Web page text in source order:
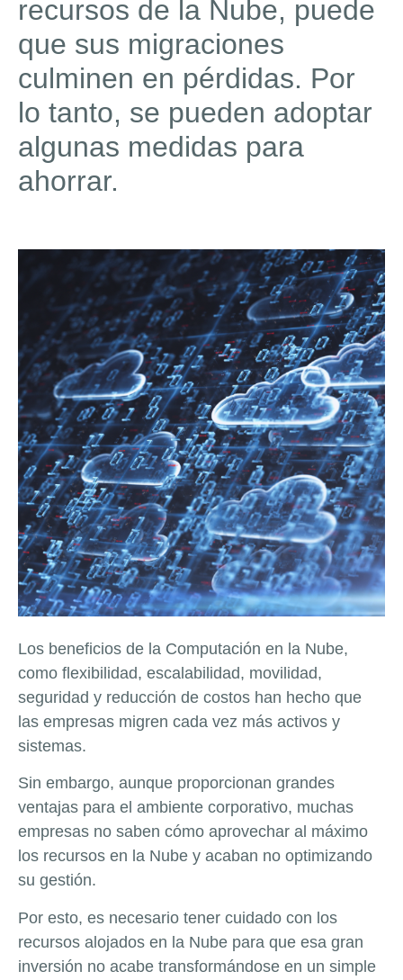
recursos de la Nube, puede
que sus migraciones
culminen en pérdidas. Por
lo tanto, se pueden adoptar
algunas medidas para
ahorrar.
Los beneficios de la Computación en la Nube,
como flexibilidad, escalabilidad, movilidad,
seguridad y reducción de costos han hecho que
las empresas migren cada vez más activos y
sistemas.
Sin embargo, aunque proporcionan grandes
ventajas para el ambiente corporativo, muchas
empresas no saben cómo aprovechar al máximo
los recursos en la Nube y acaban no optimizando
su gestión.
Por esto, es necesario tener cuidado con los
recursos alojados en la Nube para que esa gran
inversión no acabe transformándose en un simple